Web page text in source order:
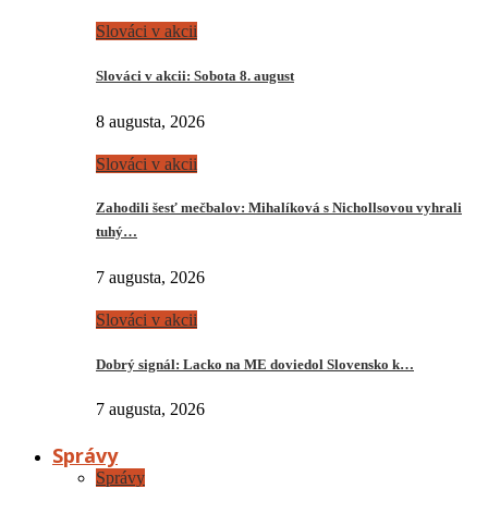
Slováci v akcii
Slováci v akcii: Sobota 8. august
8 augusta, 2026
Slováci v akcii
Zahodili šesť mečbalov: Mihalíková s Nichollsovou vyhrali
tuhý…
7 augusta, 2026
Slováci v akcii
Dobrý signál: Lacko na ME doviedol Slovensko k…
7 augusta, 2026
Správy
Správy